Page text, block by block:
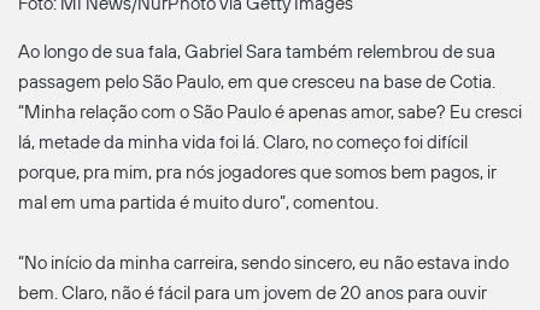
Ao longo de sua fala, Gabriel Sara também relembrou de sua
passagem pelo São Paulo, em que cresceu na base de Cotia.
“Minha relação com o São Paulo é apenas amor, sabe? Eu cresci
lá, metade da minha vida foi lá. Claro, no começo foi difícil
porque, pra mim, pra nós jogadores que somos bem pagos, ir
mal em uma partida é muito duro”, comentou.
“No início da minha carreira, sendo sincero, eu não estava indo
bem. Claro, não é fácil para um jovem de 20 anos para ouvir